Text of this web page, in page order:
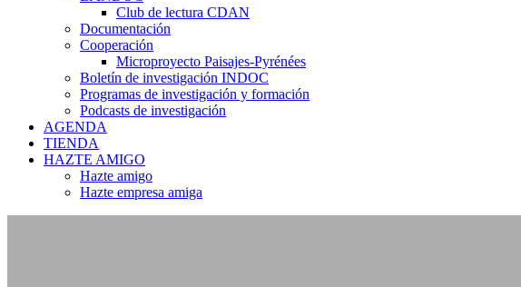
Club de lectura CDAN
Documentación
Cooperación
Microproyecto Paisajes-Pyrénées
Boletín de investigación INDOC
Programas de investigación y formación
Podcasts de investigación
AGENDA
TIENDA
HAZTE AMIGO
Hazte amigo
Hazte empresa amiga